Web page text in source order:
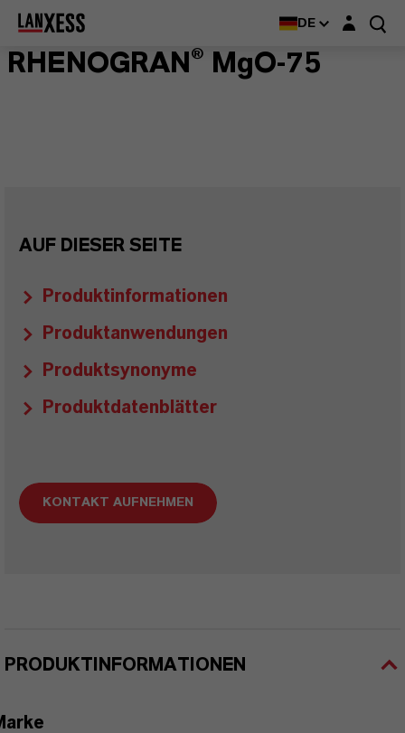
DE Login-Maske
RHENOGRAN® MgO-75
AUF DIESER SEITE
Produktinformationen
Produktanwendungen
Produktsynonyme
Produktdatenblätter
KONTAKT AUFNEHMEN
PRODUKTINFORMATIONEN